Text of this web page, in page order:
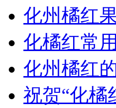
化州橘红
化橘红常
化州橘红
祝贺“化橘